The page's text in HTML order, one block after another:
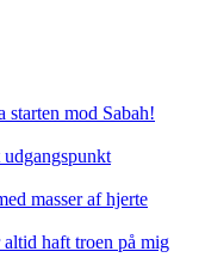
starten mod Sabah!
masser af hjerte
altid haft troen på mig